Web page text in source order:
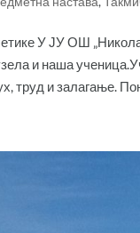
У ЈУ ОШ
и наша
труд и залагање.